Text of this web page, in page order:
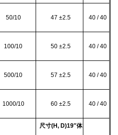
50/10 47±2.5 40 / 40
100/10 50±2.5 40 / 40
500/10 57±2.5 40 / 40
1000/10 60±2.5 40 / 40
尺寸(H, D)19″体